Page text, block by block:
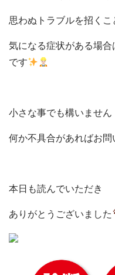
思わぬトラブルを招くこ
気になる症状がある場
です
小さな事でも構いません
何か不具合があればお
本日も読んでいただき
ありがとうございました